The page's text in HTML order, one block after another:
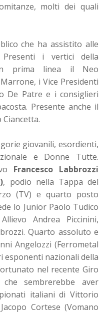
molti dei quali
che ha assistito alle
i vertici della
in prima linea il Neo
i Vice Presidenti
De Patre e i consiglieri
Presente anche il
giovanili, esordienti,
e Donne Tutte.
Francesco Labbrozzi
, podio nella Tappa del
(TV) e quarto posto
lo Junior Paolo Tudico
Andrea Piccinini,
Quarto assoluto e
Angelozzi (Ferrometal
esponenti nazionali della
nel recente Giro
sembrerebbe aver
italiani di Vittorio
Cortese (Vomano